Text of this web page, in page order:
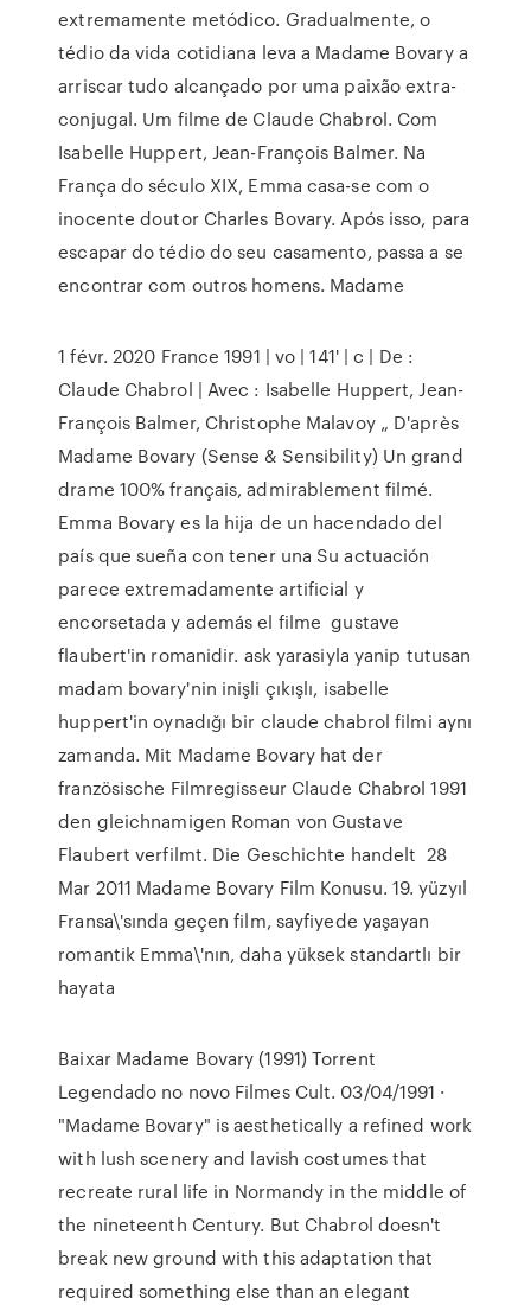
extremamente metódico. Gradualmente, o
tédio da vida cotidiana leva a Madame Bovary a
arriscar tudo alcançado por uma paixão extra-
conjugal. Um filme de Claude Chabrol. Com
Isabelle Huppert, Jean-François Balmer. Na
França do século XIX, Emma casa-se com o
inocente doutor Charles Bovary. Após isso, para
escapar do tédio do seu casamento, passa a se
encontrar com outros homens. Madame
1 févr. 2020 France 1991 | vo | 141' | c | De :
Claude Chabrol | Avec : Isabelle Huppert, Jean-
François Balmer, Christophe Malavoy „ D'après
Madame Bovary (Sense & Sensibility) Un grand
drame 100% français, admirablement filmé.
Emma Bovary es la hija de un hacendado del
país que sueña con tener una Su actuación
parece extremadamente artificial y
encorsetada y además el filme gustave
flaubert'in romanidir. ask yarasiyla yanip tutusan
madam bovary'nin inişli çıkışlı, isabelle
huppert'in oynadığı bir claude chabrol filmi aynı
zamanda. Mit Madame Bovary hat der
französische Filmregisseur Claude Chabrol 1991
den gleichnamigen Roman von Gustave
Flaubert verfilmt. Die Geschichte handelt 28
Mar 2011 Madame Bovary Film Konusu. 19. yüzyıl
Fransa\'sında geçen film, sayfiyede yaşayan
romantik Emma\'nın, daha yüksek standartlı bir
hayata
Baixar Madame Bovary (1991) Torrent
Legendado no novo Filmes Cult. 03/04/1991 ·
"Madame Bovary" is aesthetically a refined work
with lush scenery and lavish costumes that
recreate rural life in Normandy in the middle of
the nineteenth Century. But Chabrol doesn't
break new ground with this adaptation that
required something else than an elegant